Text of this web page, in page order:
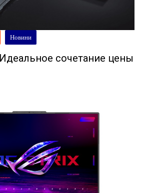
Новини
сочетание цены